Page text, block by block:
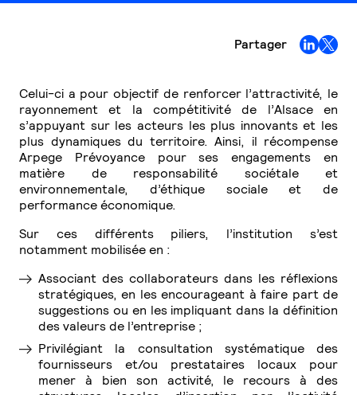
Partager
Celui-ci a pour objectif de renforcer l’attractivité, le
rayonnement et la compétitivité de l’Alsace en
s’appuyant sur les acteurs les plus innovants et les
plus dynamiques du territoire. Ainsi, il récompense
Arpege Prévoyance pour ses engagements en
matière de responsabilité sociétale et
environnementale, d’éthique sociale et de
performance économique.
Sur ces différents piliers, l’institution s’est
notamment mobilisée en :
Associant des collaborateurs dans les réflexions
stratégiques, en les encourageant à faire part de
suggestions ou en les impliquant dans la définition
des valeurs de l’entreprise ;
Privilégiant la consultation systématique des
fournisseurs et/ou prestataires locaux pour
mener à bien son activité, le recours à des